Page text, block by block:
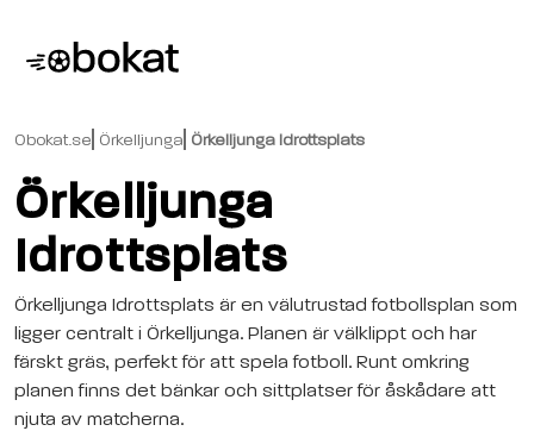
Obokat.se Örkelljunga Örkelljunga Idrottsplats
Örkelljunga
Idrottsplats
Örkelljunga Idrottsplats är en välutrustad fotbollsplan som
ligger centralt i Örkelljunga. Planen är välklippt och har
färskt gräs, perfekt för att spela fotboll. Runt omkring
planen finns det bänkar och sittplatser för åskådare att
njuta av matcherna.